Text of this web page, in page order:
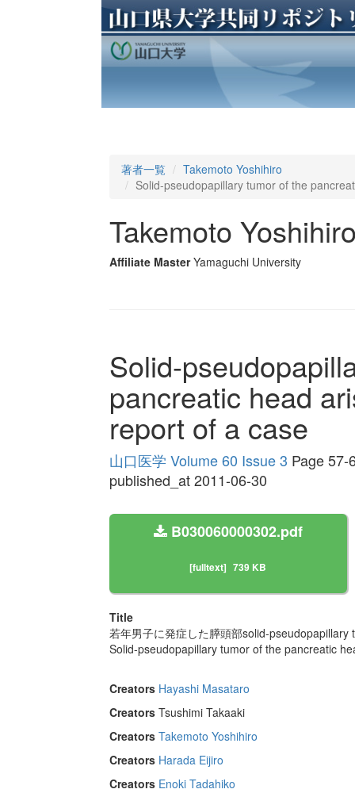
著者一覧
Takemoto Yoshihiro
Solid-pseudopapillary tumor of the
Takemoto
Affiliate Master Yamaguchi University
Solid-
pancreatic head
report of a case
山口医学 Volume 60 Issue 3 Page 57-
published_at 2011-06-30
B030060000302.pdf
[fulltext] 739 KB
Title
若年男子に発症した膵頭部solid-pseudopapillary
Solid-pseudopapillary tumor of the pancreatic
Creators Hayashi Masataro
Creators Tsushimi Takaaki
Creators Takemoto Yoshihiro
Creators Harada Eijiro
Creators Enoki Tadahiko